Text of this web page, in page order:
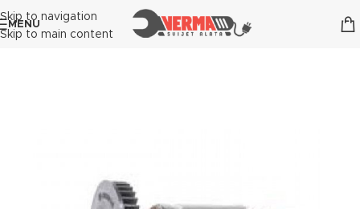
Skip to navigation
Skip to main content
MENU